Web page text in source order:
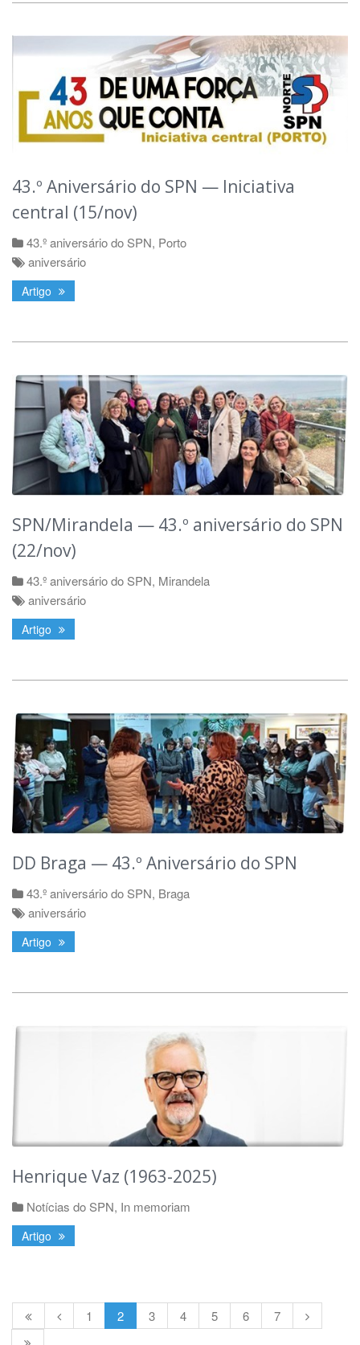
43.º Aniversário do SPN — Iniciativa
central (15/nov)
43.º aniversário do SPN, Porto
aniversário
Artigo
SPN/Mirandela — 43.º aniversário do SPN
(22/nov)
43.º aniversário do SPN, Mirandela
aniversário
Artigo
DD Braga — 43.º Aniversário do SPN
43.º aniversário do SPN, Braga
aniversário
Artigo
Henrique Vaz (1963-2025)
Notícias do SPN, In memoriam
Artigo
1 2 3 4 5 6 7